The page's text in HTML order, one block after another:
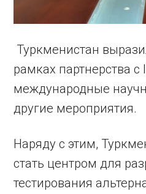
Туркменистан
рамках партнерства с
международные
другие мероприятия.
Наряду с этим,
стать центром для
тестирования